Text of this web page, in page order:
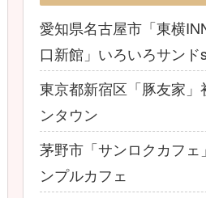
愛知県名古屋市「東横
口新館」いろいろサン
東京都新宿区「豚友家」
ンタウン
茅野市「サンロクカフェ
ンプルカフェ